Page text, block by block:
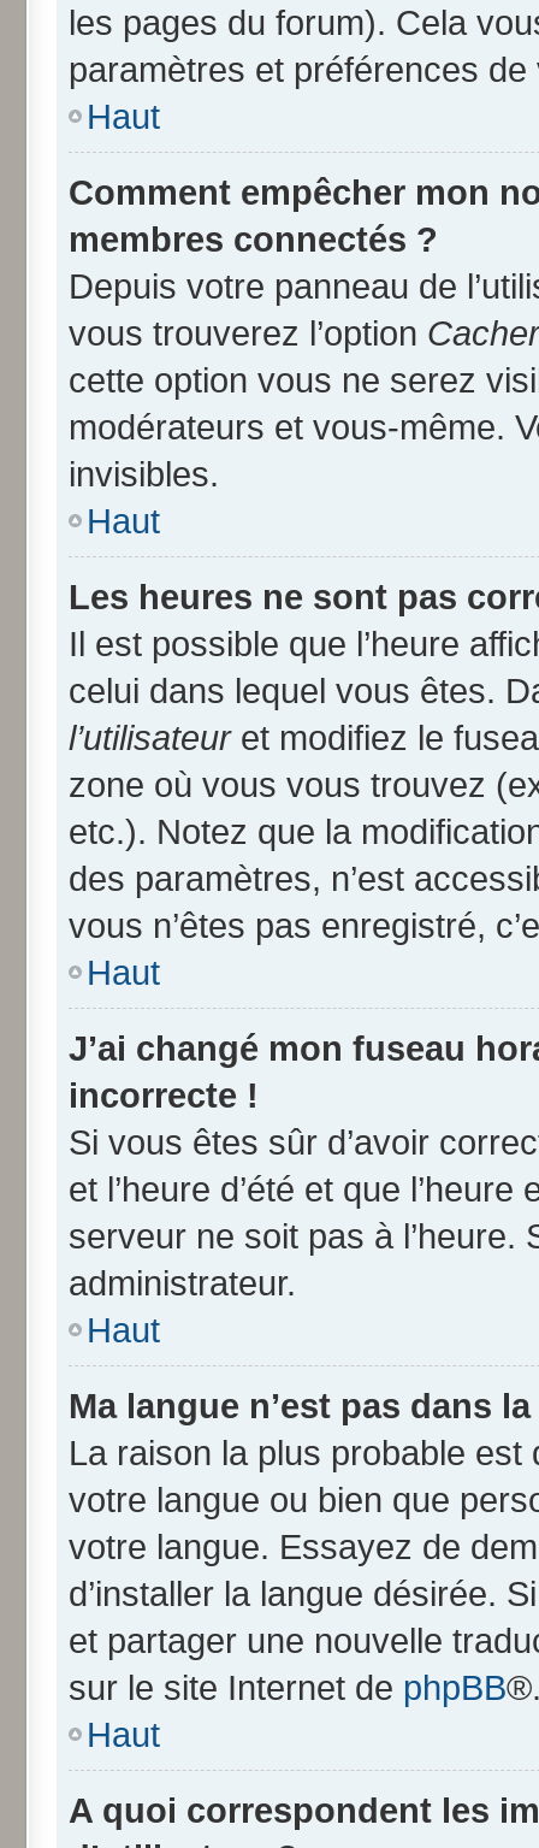
les pages du forum). Cela
paramètres et préférences
Haut
Comment empêcher mon
membres connectés ?
Depuis votre panneau de
vous trouverez l’option
cette option vous ne serez
modérateurs et vous-même.
invisibles.
Haut
Les heures ne sont pas
Il est possible que l’heure
celui dans lequel vous êtes.
l’utilisateuret modifiez le
zone où vous vous trouvez
etc.). Notez que la
des paramètres, n’est
vous n’êtes pas enregistré,
Haut
J’ai changé mon fuseau
incorrecte !
Si vous êtes sûr d’avoir
et l’heure d’été et que
serveur ne soit pas à l’heure.
administrateur.
Haut
Ma langue n’est pas dans
La raison la plus probable est
votre langue ou bien que
votre langue. Essayez de
d’installer la langue désirée.
et partager une nouvelle
sur le site Internet de phpBB
Haut
A quoi correspondent les